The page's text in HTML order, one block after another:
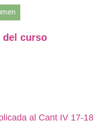
del curso
al Cant IV 17-18